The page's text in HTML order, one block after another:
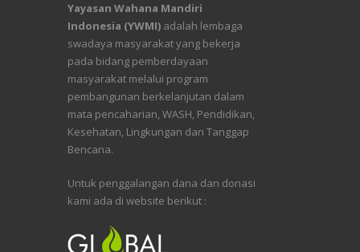
Yayasan Wahana Mandiri
Indonesia (YWMI) adalah lembaga
swadaya masyarakat yang bekerja
pada bidang pemberdayaan
masyarakat melalui program
pembangunan berkelanjutan dalam
mata pencaharian, WASH, Pendidikan,
Kesehatan, Lingkungan dan Tanggap
Bencana.
Untuk penggalangan dana dan donasi
kami ada di website berikut :